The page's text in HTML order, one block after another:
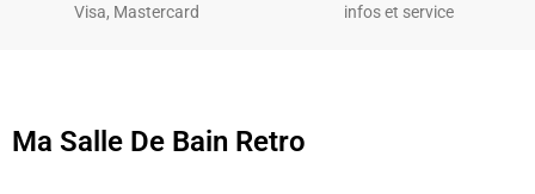
Visa, Mastercard infos et service
Ma Salle De Bain Retro